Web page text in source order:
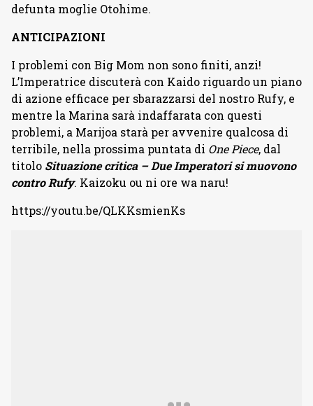
defunta moglie Otohime.
ANTICIPAZIONI
I problemi con Big Mom non sono finiti, anzi!
L’Imperatrice discuterà con Kaido riguardo un piano
di azione efficace per sbarazzarsi del nostro Rufy, e
mentre la Marina sarà indaffarata con questi
problemi, a Marijoa starà per avvenire qualcosa di
terribile, nella prossima puntata di One Piece, dal
titolo Situazione critica – Due Imperatori si muovono
contro Rufy. Kaizoku ou ni ore wa naru!
https://youtu.be/QLKKsmienKs